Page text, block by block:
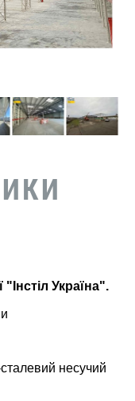
Україна".
несучий